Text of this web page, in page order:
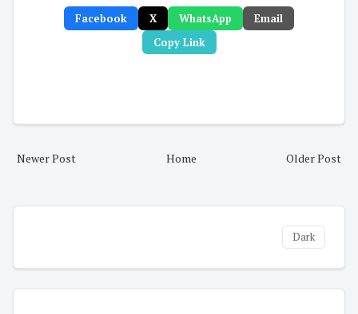
Facebook X WhatsApp
Email
Copy Link
Newer Post Older Post
Home
Dark